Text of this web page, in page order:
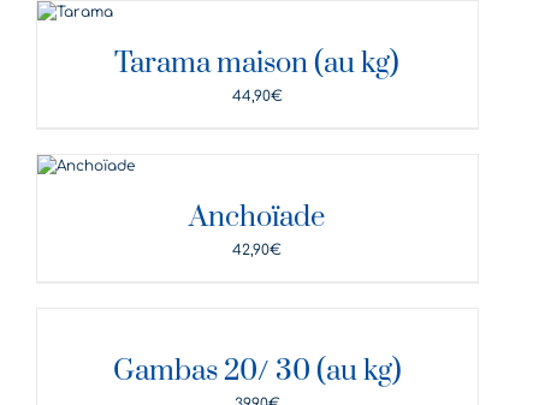
DÉTAILS
Tarama maison (au kg)
44,90€
DÉTAILS
Anchoïade
42,90€
Gambas 20/ 30 (au kg)